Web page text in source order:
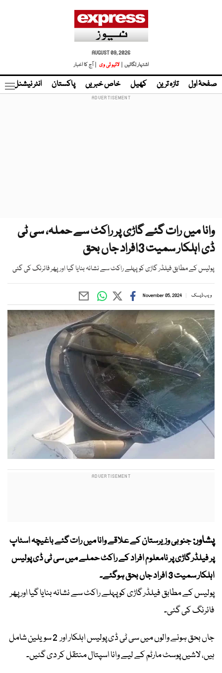
AUGUST 09, 2026
اشتہار لگائیں |
لائیو ٹی وی | آج کا اخبار
صفحۂ اول تازہ ترین کھیل خاص خبریں پاکستان انٹر نیشنل
وانا میں رات گئے گاڑی پر راکٹ سے حملہ، سی ٹی
ڈی اہلکار سمیت 3افراد جاں بحق
پولیس کے مطابق فیلڈر گاڑی کو پہلے راکٹ سے نشانہ بنایا گیا اور پھر فائرنگ کی گئی
ویب ڈیسک November 05, 2024
پشاور:جنوبی وزیرستان کے علاقے وانا میں رات گئے باغیچہ اسٹاپ
پر فیلڈر گاڑی پر نامعلوم افراد کے راکٹ حملے میں سی ٹی ڈی پولیس
اہلکار سمیت 3 افراد جاں بحق ہوگئے۔
پولیس کے مطابق فیلڈر گاڑی کو پہلے راکٹ سے نشانہ بنایا گیا اور پھر
فائرنگ کی گئی۔
جاں بحق ہونے والوں میں سی ٹی ڈی پولیس اہلکار اور 2 سویلین شامل
ہیں، لاشیں پوسٹ مارٹم کے لیے وانا اسپتال منتقل کر دی گئیں۔